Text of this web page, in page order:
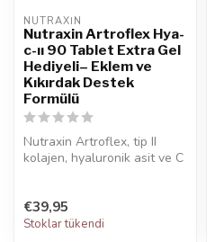
NUTRAXIN
Nutraxin Artroflex Hya-
c-ıı 90 Tablet Extra Gel
Hediyeli– Eklem ve
Kıkırdak Destek
Formülü
Nutraxin Artroflex, tip II
kolajen, hyaluronik asit ve C
€39,95
Stoklar tükendi